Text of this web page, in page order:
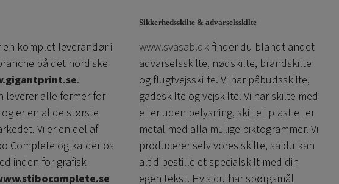
en komplet leverandør i
på det nordiske
.
leverer alle former for
er en af ​​de største
Vi er en del af
Complete og kalder os
inden for grafisk
Sikkerhedsskilte & advarselsskilte
www.svasab.dkfinder du blandt andet
advarselsskilte, nødskilte, brandskilte
og flugtvejsskilte. Vi har påbudsskilte,
gadeskilte og vejskilte. Vi har skilte med
eller uden belysning, skilte i plast eller
metal med alla mulige piktogrammer. Vi
producerer selv vores skilte, så du kan
altid bestille et specialskilt med din
egen tekst. Hvis du har spørgsmål